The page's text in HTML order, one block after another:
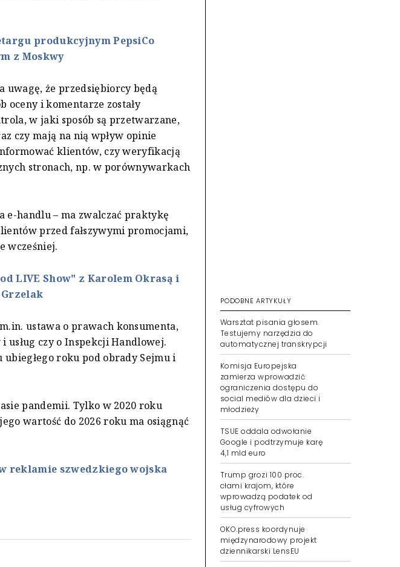
produkcyjnym PepsiCo
z Moskwy
uwagę, że przedsiębiorcy będą
oceny i komentarze zostały
w jaki sposób są przetwarzane,
czy mają na nią wpływ opinie
klientów, czy weryfikacją
stronach, np. w porównywarkach
handlu – ma zwalczać praktykę
przed fałszywymi promocjami,
wcześniej.
LIVE Show" z Karolem Okrasą i
ustawa o prawach konsumenta,
czy o Inspekcji Handlowej.
roku pod obrady Sejmu i
pandemii. Tylko w 2020 roku
wartość do 2026 roku ma osiągnąć
reklamie szwedzkiego wojska
PODOBNE ARTYKUŁY
Warsztat pisania głosem.
Testujemy narzędzia do
automatycznej transkrypcji
Komisja Europejska
zamierza wprowadzić
ograniczenia dostępu do
social mediów dla dzieci i
młodzieży
TSUE oddala odwołanie
Google i podtrzymuje karę
4,1 mld euro
Trump grozi 100 proc.
cłami krajom, które
wprowadzą podatek od
usług cyfrowych
OKO.press koordynuje
międzynarodowy projekt
dziennikarski LensEU